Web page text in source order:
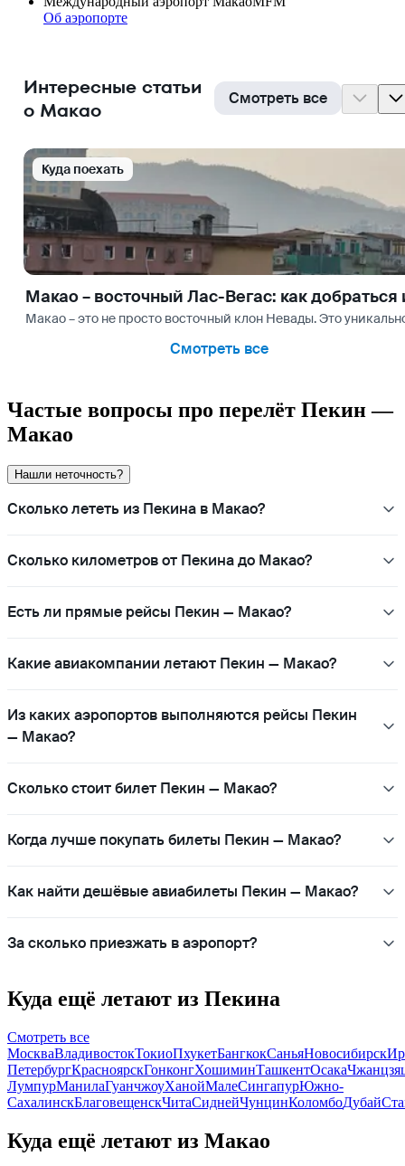
Об аэропорте
Интересные статьи
о Макао
Смотреть все
Куда поехать
Макао – восточный Лас-Вегас: как добраться
Макао – это не просто восточный клон Невады. Это
Смотреть все
Частые вопросы про перелёт Пекин —
Макао
Нашли неточность?
Сколько лететь из Пекина в Макао?
Сколько километров от Пекина до Макао?
Есть ли прямые рейсы Пекин — Макао?
Какие авиакомпании летают Пекин — Макао?
Из каких аэропортов выполняются рейсы Пекин
— Макао?
Сколько стоит билет Пекин — Макао?
Когда лучше покупать билеты Пекин — Макао?
Как найти дешёвые авиабилеты Пекин — Макао?
За сколько приезжать в аэропорт?
Куда ещё летают из Пекина
Смотреть все
МоскваВладивостокТокиоПхукетБангкокСаньяНовосибирск
ПетербургКрасноярскГонконгХошиминТашкентОсака
ЛумпурМанилаГуанчжоуХанойМалеСингапурЮжно-
СахалинскБлаговещенскЧитаСиднейЧунцинКоломбоДубай
Куда ещё летают из Макао